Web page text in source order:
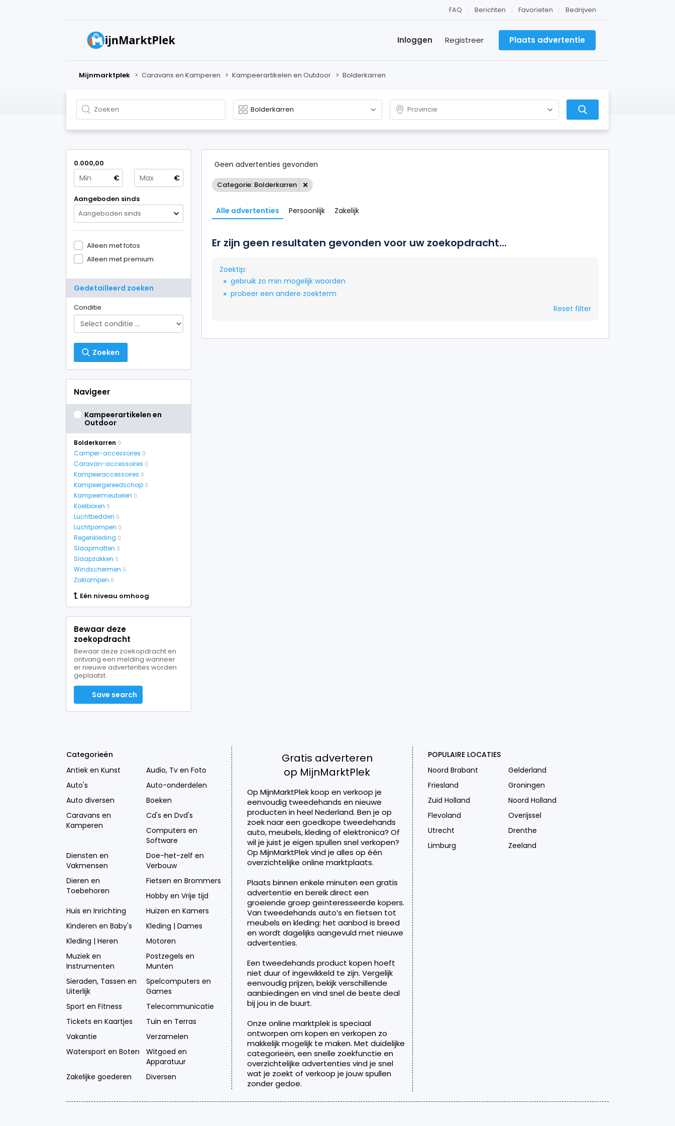
Bedrijven
Favorieten
Berichten
FAQ
Plaats advertentie
Registreer
Inloggen
Mijnmarktplek > Caravans en Kamperen > Kampeerartikelen en Outdoor > Bolderkarren
0.000,00
€ €
Aangeboden sinds
Aangeboden sinds
Alleen met fotos
Alleen met premium
Gedetailleerd zoeken
Conditie
Zoeken
Navigeer
Kampeerartikelen en
Outdoor
Bolderkarren 0
Camper-accessoires 0
Caravan-accessoires 0
Kampeeraccessoires 0
Kampeergereedschap 0
Kampeermeubelen 0
Koelboxen 0
Luchtbedden 0
Luchtpompen 0
Regenkleding 0
Slaapmatten 0
Slaapzakken 0
Windschermen 0
Zaklampen 0
Eén niveau omhoog
Bewaar deze
zoekopdracht
Bewaar deze zoekopdracht en
ontvang een melding wanneer
er nieuwe advertenties worden
geplaatst.
Save search
Geen advertenties gevonden
Categorie: Bolderkarren
Alle advertenties Persoonlijk Zakelijk
Er zijn geen resultaten gevonden voor uw zoekopdracht...
Zoektip:
gebruik zo min mogelijk woorden
probeer een andere zoekterm
Reset filter
Categorieën
Antiek en Kunst
Audio, Tv en Foto
Auto's
Auto-onderdelen
Auto diversen
Boeken
Caravans en
Kamperen
Cd's en Dvd's
Computers en
Software
Diensten en
Vakmensen
Doe-het-zelf en
Verbouw
Dieren en
Toebehoren
Fietsen en Brommers
Hobby en Vrije tijd
Huis en Inrichting
Huizen en Kamers
Kinderen en Baby's
Kleding | Dames
Kleding | Heren
Motoren
Muziek en
Instrumenten
Postzegels en
Munten
Sieraden, Tassen en
Uiterlijk
Spelcomputers en
Games
Sport en Fitness
Telecommunicatie
Tickets en Kaartjes
Tuin en Terras
Vakantie
Verzamelen
Watersport en Boten
Witgoed en
Apparatuur
Zakelijke goederen
Diversen
Gratis adverteren
op MijnMarktPlek
Op MijnMarktPlek koop en verkoop je
eenvoudig tweedehands en nieuwe
producten in heel Nederland. Ben je op
zoek naar een goedkope tweedehands
auto, meubels, kleding of elektronica? Of
wil je juist je eigen spullen snel verkopen?
Op MijnMarktPlek vind je alles op één
overzichtelijke online marktplaats.
Plaats binnen enkele minuten een gratis
advertentie en bereik direct een
groeiende groep geïnteresseerde kopers.
Van tweedehands auto’s en fietsen tot
meubels en kleding: het aanbod is breed
en wordt dagelijks aangevuld met nieuwe
advertenties.
Een tweedehands product kopen hoeft
niet duur of ingewikkeld te zijn. Vergelijk
eenvoudig prijzen, bekijk verschillende
aanbiedingen en vind snel de beste deal
bij jou in de buurt.
Onze online marktplek is speciaal
ontworpen om kopen en verkopen zo
makkelijk mogelijk te maken. Met duidelijke
categorieën, een snelle zoekfunctie en
overzichtelijke advertenties vind je snel
wat je zoekt of verkoop je jouw spullen
zonder gedoe.
POPULAIRE LOCATIES
Noord Brabant
Gelderland
Friesland
Groningen
Zuid Holland
Noord Holland
Flevoland
Overijssel
Utrecht
Drenthe
Limburg
Zeeland